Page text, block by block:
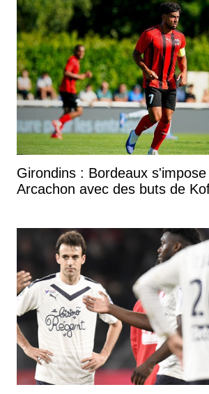
Girondins : Bordeaux
Arcachon avec des buts de